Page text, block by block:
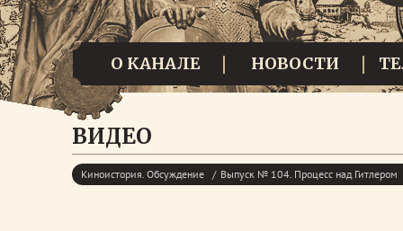
О КАНАЛЕ НОВОСТИ
ВИДЕО
Киноистория. Обсуждение Выпуск № 104. Процесс над Гитлером